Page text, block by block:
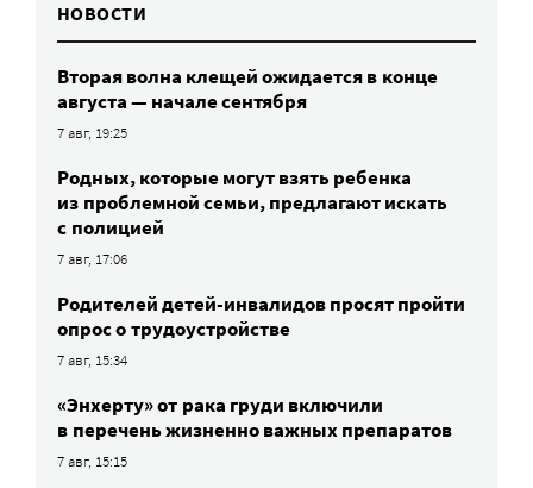
НОВОСТИ
Вторая волна клещей ожидается в конце
августа — начале сентября
7 авг, 19:25
Родных, которые могут взять ребенка
из проблемной семьи, предлагают искать
с полицией
7 авг, 17:06
Родителей детей-инвалидов просят пройти
опрос о трудоустройстве
7 авг, 15:34
«Энхерту» от рака груди включили
в перечень жизненно важных препаратов
7 авг, 15:15